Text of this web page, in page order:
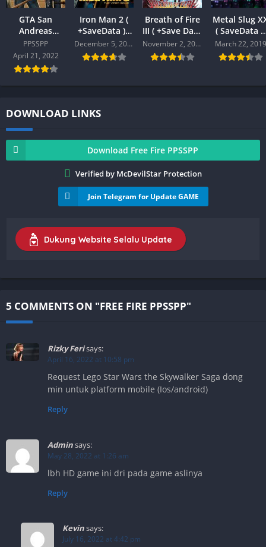
GTA San
Andreas
PPSPPP
PPSSPP
April 21, 2022
Iron Man 2 (
+SaveData ) (
PPSSPP ) December 5, 2019
Breath of Fire
III ( +Save Data
) PPSSPP November 2, 2020
Metal Slug
( SaveData +
Cheat ) (
PPSSPP )
March 22, 2019
DOWNLOAD LINKS
Download Free Fire PPSSPP
Verified by McDevilStar Protection
Join Telegram for Update GAME
Dukung Website Selalu Update
5 COMMENTS ON "FREE FIRE PPSSPP"
Rizky Ferisays:
April 16, 2022 at 10:58 pm
Request Lego Star Wars the Skywalker Saga dong
min untuk platform mobile (Ios/android)
Reply
Adminsays:
May 28, 2022 at 1:26 am
lbh HD game ini dri pada game aslinya
Reply
Kevinsays:
July 16, 2022 at 4:42 pm